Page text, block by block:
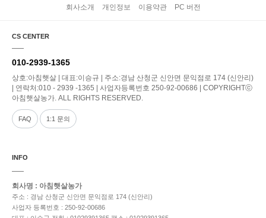
회사소개 개인정보 이용약관 PC 버전
CS CENTER
010-2939-1365
상호:아침햇살 | 대표:이승규 | 주소:경남 산청군 신안면 문익점로 174 (신안리)
| 연락처:010 - 2939 -1365 | 사업자등록번호 250-92-00686 | COPYRIGHTⓒ
아침햇살농가. ALL RIGHTS RESERVED.
FAQ 1:1 문의
INFO
회사명 : 아침햇살농가
주소 : 경남 산청군 신안면 문익점로 174 (신안리)
사업자 등록번호 : 250-92-00686